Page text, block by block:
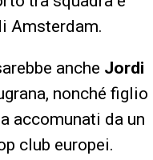
Amsterdam.
anche Jordi
nonché figlio
accomunati da un
club europei.